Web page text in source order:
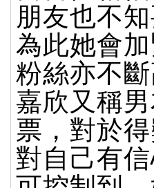
朋友也不
為此她會
粉絲亦不
嘉欣又稱
票，對於
對自己有